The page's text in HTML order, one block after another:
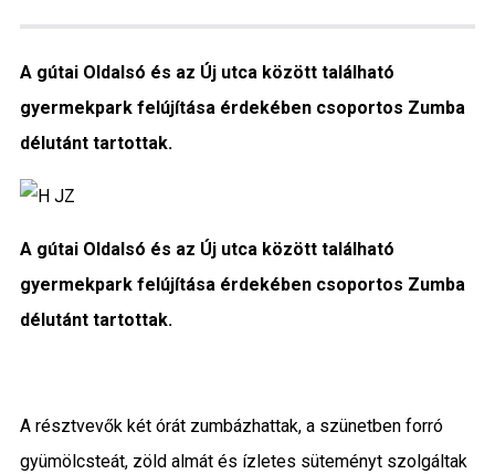
Napi menü
Közigazgatás
Időjárás
Kultúra
Interjú
Városunkról
A gútai Oldalsó és az Új utca között található
gyermekpark felújítása érdekében csoportos Zumba
délutánt tartottak.
A gútai Oldalsó és az Új utca között található
gyermekpark felújítása érdekében csoportos Zumba
délutánt tartottak.
A résztvevők két órát zumbázhattak, a szünetben forró
gyümölcsteát, zöld almát és ízletes süteményt szolgáltak